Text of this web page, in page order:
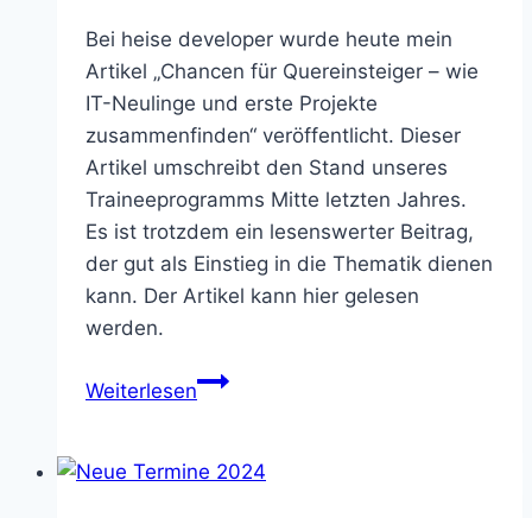
Bei heise developer wurde heute mein
Artikel „Chancen für Quereinsteiger – wie
IT-Neulinge und erste Projekte
zusammenfinden“ veröffentlicht. Dieser
Artikel umschreibt den Stand unseres
Traineeprogramms Mitte letzten Jahres.
Es ist trotzdem ein lesenswerter Beitrag,
der gut als Einstieg in die Thematik dienen
kann. Der Artikel kann hier gelesen
werden.
WeiterlesenChancen
–